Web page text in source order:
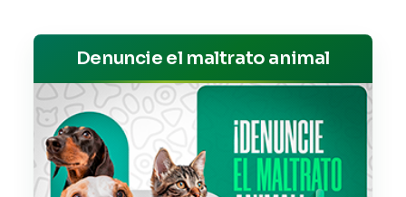
Denuncie el maltrato animal